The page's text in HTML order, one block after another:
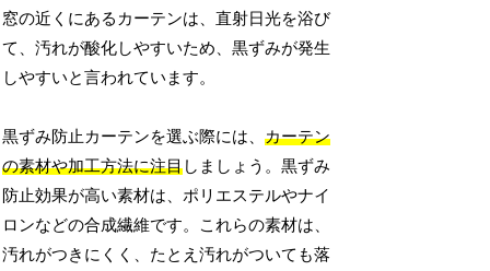
窓の近くにあるカーテンは、直射日光を浴び
て、汚れが酸化しやすいため、黒ずみが発生
しやすいと言われています。
黒ずみ防止カーテンを選ぶ際には、カーテン
の素材や加工方法に注目しましょう。黒ずみ
防止効果が高い素材は、ポリエステルやナイ
ロンなどの合成繊維です。これらの素材は、
汚れがつきにくく、たとえ汚れがついても落